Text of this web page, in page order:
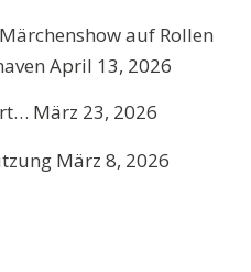
auf Rollen
April 13, 2026
März 23, 2026
März 8, 2026